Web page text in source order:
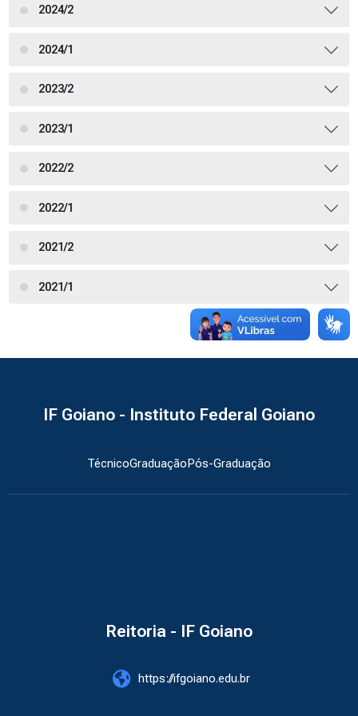
2024/2
2024/1
2023/2
2023/1
2022/2
2022/1
2021/2
2021/1
IF Goiano - Instituto Federal Goiano
TécnicoGraduaçãoPós-Graduação
Reitoria - IF Goiano
https://ifgoiano.edu.br